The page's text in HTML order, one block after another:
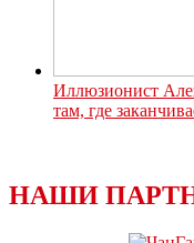
Иллюзионист
там, где
НАШИ